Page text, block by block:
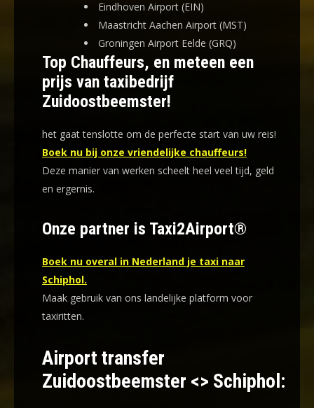
Eindhoven Airport (EIN)
Maastricht Aachen Airport (MST)
Groningen Airport Eelde (GRQ)
Top Chauffeurs, en meteen een
prijs van taxibedrijf
Zuidoostbeemster!
het gaat tenslotte om de perfecte start van uw reis!
Boek nu bij onze vriendelijke chauffeurs!
Deze manier van werken scheelt heel veel tijd, geld
en ergernis.
Onze partner is Taxi2Airport®
Boek nu overal in Nederland je taxi naar
Schiphol.
Maak gebruik van ons landelijke platform voor
taxiritten.
Airport transfer
Zuidoostbeemster <> Schiphol: